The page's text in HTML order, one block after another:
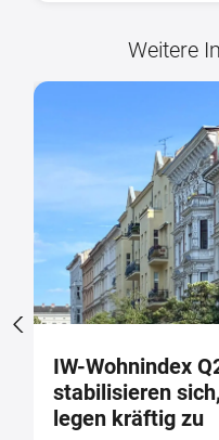
Weitere
IW-Wohnindex
stabilisieren
legen kräftig zu